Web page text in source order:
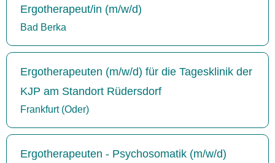
Ergotherapeut/in (m/w/d)
Bad Berka
Ergotherapeuten (m/w/d) für die Tagesklinik der
KJP am Standort Rüdersdorf
Frankfurt (Oder)
Ergotherapeuten - Psychosomatik (m/w/d)